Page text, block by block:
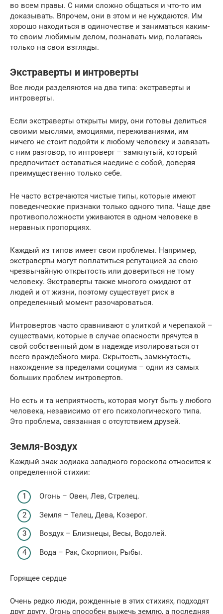
во всем правы. С ними сложно общаться и что-то им
доказывать. Впрочем, они в этом и не нуждаются. Им
хорошо находиться в одиночестве и заниматься каким-
то своим любимым делом, познавать мир, полагаясь
только на свои взгляды.
Экстраверты и интроверты
Все люди разделяются на два типа: экстраверты и
интроверты.
Если экстраверты открыты миру, они готовы делиться
своими мыслями, эмоциями, переживаниями, им
ничего не стоит подойти к любому человеку и завязать
с ним разговор, то интроверт – замкнутый, который
предпочитает оставаться наедине с собой, доверяя
преимущественно только себе.
Не часто встречаются чистые типы, которые имеют
поведенческие признаки только одного типа. Чаще две
противоположности уживаются в одном человеке в
неравных пропорциях.
Каждый из типов имеет свои проблемы. Например,
экстраверты могут поплатиться репутацией за свою
чрезвычайную открытость или довериться не тому
человеку. Экстраверты также многого ожидают от
людей и от жизни, поэтому существует риск в
определенный момент разочароваться.
Интровертов часто сравнивают с улиткой и черепахой –
существами, которые в случае опасности прячутся в
свой собственный дом в надежде изолироваться от
всего враждебного мира. Скрытость, замкнутость,
нахождение за пределами социума – одни из самых
больших проблем интровертов.
Но есть и та неприятность, которая могут быть у любого
человека, независимо от его психологического типа.
Это проблема, связанная с отсутствием друзей.
Земля-Воздух
Каждый знак зодиака западного гороскопа относится к
определенной стихии:
Огонь – Овен, Лев, Стрелец.
Земля – Телец, Дева, Козерог.
Воздух – Близнецы, Весы, Водолей.
Вода – Рак, Скорпион, Рыбы.
Горящее сердце
Очень редко люди, рожденные в этих стихиях, подходят
друг другу. Огонь способен выжечь землю, а последняя